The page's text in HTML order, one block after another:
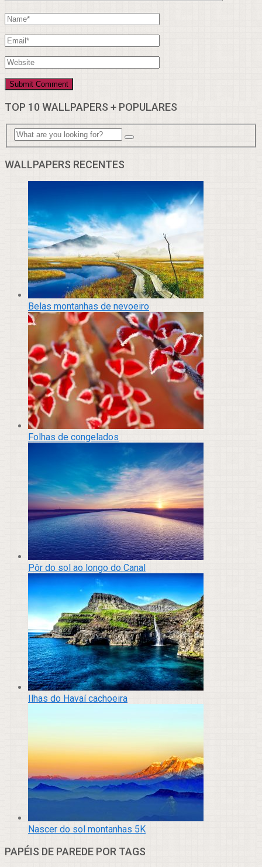
TOP 10 WALLPAPERS + POPULARES
WALLPAPERS RECENTES
Belas montanhas de nevoeiro
Folhas de congelados
Pôr do sol ao longo do Canal
Ilhas do Havaí cachoeira
Nascer do sol montanhas 5K
PAPÉIS DE PAREDE POR TAGS